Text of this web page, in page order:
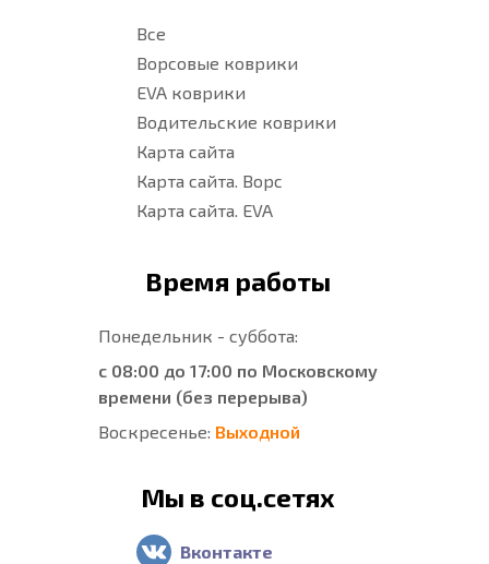
Все
Ворсовые коврики
EVA коврики
Водительские коврики
Карта сайта
Карта сайта. Ворс
Карта сайта. EVA
Время работы
Понедельник - суббота:
с 08:00 до 17:00 по Московскому
времени (без перерыва)
Воскресенье: Выходной
Мы в соц.сетях
Вконтакте